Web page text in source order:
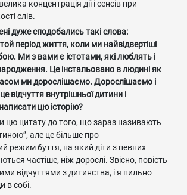
концентрація дії і сенсів при
слів.
дуже сподобались такі слова:
період життя, коли ми найвідвертіші
Ми з вами є істотами, які люблять і
Це інстальовано в людині як
ми дорослішаємо. Дорослішаємо і
відчуття внутрішньої дитини і
цю історію?
цю цитату до того, що зараз називають
але це більше про
режим буття, на який діти з певних
частіше, ніж дорослі. Звісно, повість
відчуттями з дитинства, і я пильно
в собі.